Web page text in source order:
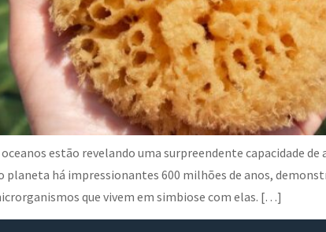
estão revelando uma surpreendente capacidade
planeta há impressionantes 600 milhões de anos,
que vivem em simbiose com elas. […]